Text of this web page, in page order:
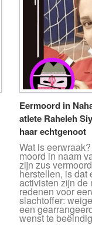
Eermoord in
atlete Raheleh
haar echtgenoot
Wat is
moord in naam
zijn zus
herstellen, is dat
activisten zijn de
redenen voor
slachtoffer:
een
wenst te